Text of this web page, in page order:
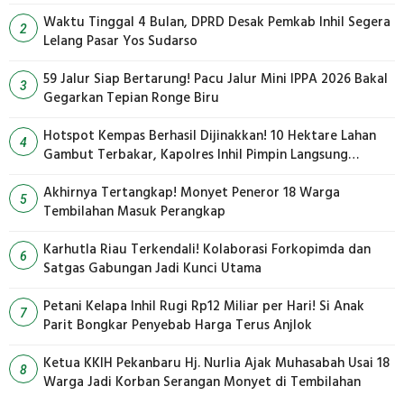
2
Waktu Tinggal 4 Bulan, DPRD Desak Pemkab Inhil Segera
Lelang Pasar Yos Sudarso
3
59 Jalur Siap Bertarung! Pacu Jalur Mini IPPA 2026 Bakal
Gegarkan Tepian Ronge Biru
4
Hotspot Kempas Berhasil Dijinakkan! 10 Hektare Lahan
Gambut Terbakar, Kapolres Inhil Pimpin Langsung
5
Akhirnya Tertangkap! Monyet Peneror 18 Warga
Tembilahan Masuk Perangkap
6
Karhutla Riau Terkendali! Kolaborasi Forkopimda dan
Satgas Gabungan Jadi Kunci Utama
7
Petani Kelapa Inhil Rugi Rp12 Miliar per Hari! Si Anak
Parit Bongkar Penyebab Harga Terus Anjlok
8
Ketua KKIH Pekanbaru Hj. Nurlia Ajak Muhasabah Usai 18
Warga Jadi Korban Serangan Monyet di Tembilahan